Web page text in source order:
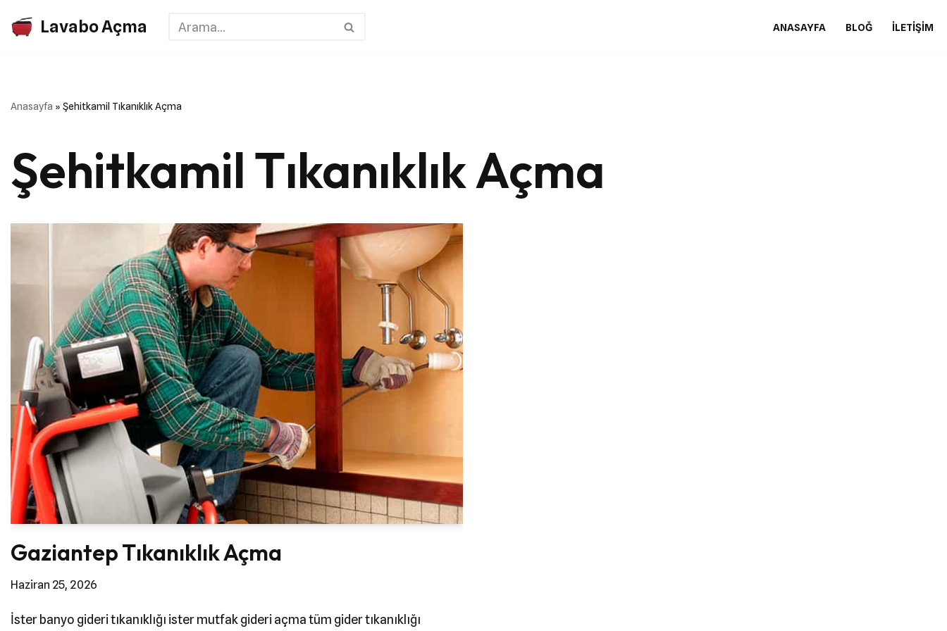
İçeriğe
Lavabo Açma ANASAYFA BLOĞ İLETIŞIM
Anasayfa » Şehitkamil Tıkanıklık Açma
Şehitkamil Tıkanıklık Açma
Gaziantep Tıkanıklık Açma
Haziran 25, 2026
İster banyo gideri tıkanıklığı ister mutfak gideri açma tüm gider tıkanıklığı